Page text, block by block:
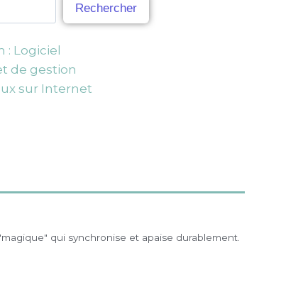
Rechercher
qui synchronise et apaise durablement.